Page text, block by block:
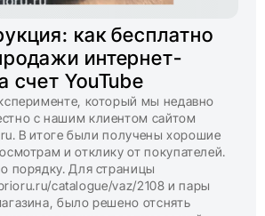
как бесплатно
интернет-
счет YouTube
который мы недавно
с нашим клиентом сайтом
В итоге были получены хорошие
и отклику от покупателей.
порядку. Для страницы
catalogue/vaz/2108 и пары
было решено отснять